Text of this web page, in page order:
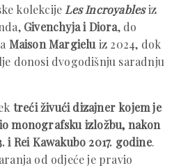
kolekcije Les Incroyablesiz
Givenchyja i Diora, do
Maison Margielu iz 2024, dok
donosi dvogodišnju saradnju
treći živući dizajner kojem je
monografsku izložbu, nakon
i Rei Kawakubo 2017. godine.
od odjeće je pravio